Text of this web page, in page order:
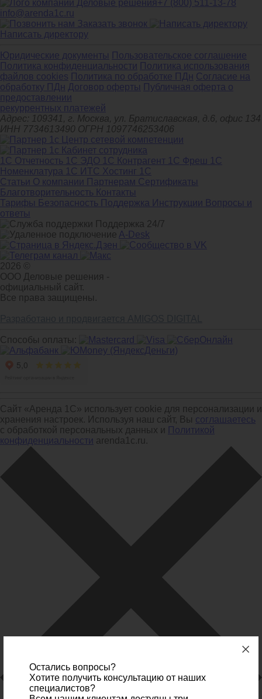
+7 (800) 511-13-78
info@arenda1c.ru
Заказать звонок
Написать директору
Юридические документы
Пользовательское соглашение
Политика конфиденциальности
Политика использования
файлов cookies
Политика по обработке ПДн Cогласие на
обработку ПДн Договор оферты
Публичная оферта о
предоставлении
рекуррентных платежей
Адрес: 109341, г. Москва, ул. Братиславская, д.6, офис 134
ИНН 7734613490 ОГРН 1097746253406
1С Отчетность 1С ЭДО 1С Контрагент 1С Фреш 1С
Номенклатура 1С ИТС Хостинг 1С
Статьи О компании Партнерам Сертификаты
Благотворительность Контакты
Тарифы Безопасность Поддержка Инструкции Вопросы и
ответы
Поддержка 24/7
A-Desk
2026 ©
ООО Деловые решения -
официальный сайт.
Все права защищены.
Способы оплаты:
Сайт «Аренда 1С» использует cookie для персонализации и
хранения настроек. Используя наш сайт, Вы соглашаетесь
с обработкой персональных данных и
Политикой
конфиденциальности arenda1c.ru.
Остались вопросы?
Хотите получить консультацию от наших
специалистов?